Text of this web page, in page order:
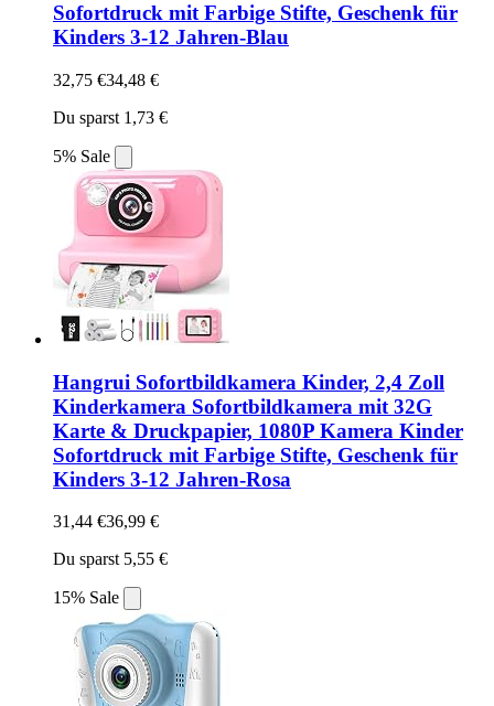
Sofortdruck mit Farbige Stifte, Geschenk für
Kinders 3-12 Jahren-Blau
32,75 €34,48 €
Du sparst 1,73 €
5% Sale
Hangrui Sofortbildkamera Kinder, 2,4 Zoll
Kinderkamera Sofortbildkamera mit 32G
Karte & Druckpapier, 1080P Kamera Kinder
Sofortdruck mit Farbige Stifte, Geschenk für
Kinders 3-12 Jahren-Rosa
31,44 €36,99 €
Du sparst 5,55 €
15% Sale